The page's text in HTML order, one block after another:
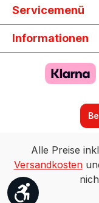
Servicemenü
Informationen
Alle Preise
Versandkosten